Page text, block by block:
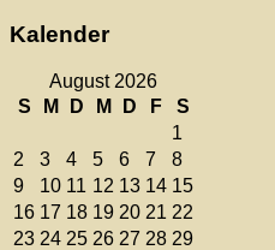
Kalender
August 2026
S
M D M D F
S
1
2
3 4 5 6 7
8
9
10 11 12 13 14 15
16 17 18 19 20 21 22
23 24 25 26 27 28 29